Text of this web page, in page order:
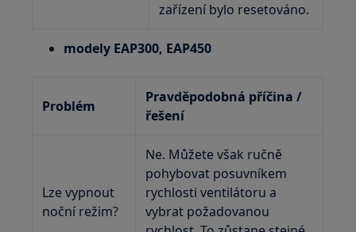
zařízení bylo resetováno.
modely EAP300, EAP450
Problém
Pravděpodobná příčina /
řešení
Lze vypnout
noční režim?
Ne. Můžete však ručně
pohybovat posuvníkem
rychlosti ventilátoru a
vybrat požadovanou